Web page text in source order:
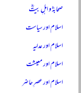
صحابہؓ و اہلِ بیتؓ
اسلام اور سیاست
اسلام اور عدلیہ
اسلام اور معیشت
اسلام اور عصرِ حاضر